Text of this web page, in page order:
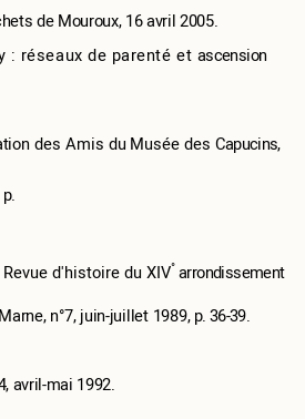
de Mouroux, 16 avril 2005.
: réseaux de parenté et ascension
des Amis du Musée des Capucins,
d'histoire du XIV°arrondissement
n°7, juin-juillet 1989,p. 36-39.
avril-mai 1992.